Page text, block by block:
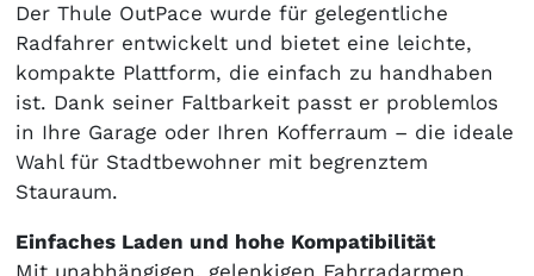
Der Thule OutPace wurde für gelegentliche
Radfahrer entwickelt und bietet eine leichte,
kompakte Plattform, die einfach zu handhaben
ist. Dank seiner Faltbarkeit passt er problemlos
in Ihre Garage oder Ihren Kofferraum – die ideale
Wahl für Stadtbewohner mit begrenztem
Stauraum.
Einfaches Laden und hohe Kompatibilität